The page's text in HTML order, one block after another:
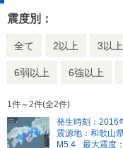
震度別：
全て 2以上 3以上
6弱以上 6強以上
1件～2件(全2件)
発生時刻：2016
震源地：和歌山
M5.4
最大震度